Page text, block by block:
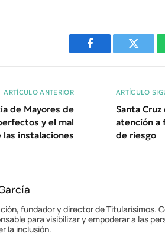
Facebook Twitter
ARTÍCULO ANTERIOR
de Mayores de
y el mal
instalaciones
ARTÍCULO
Santa
atención a
de riesgo
fundador y director de Titularísimos.
para visibilizar y empoderar a las
la inclusión.